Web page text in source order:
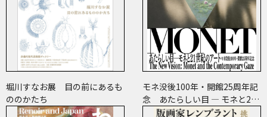
堀川すなお展 目の前にあるも
ののかたち
モネ没後100年・開館25周年記
念 あたらしい目 ― モネと21
世紀のアート